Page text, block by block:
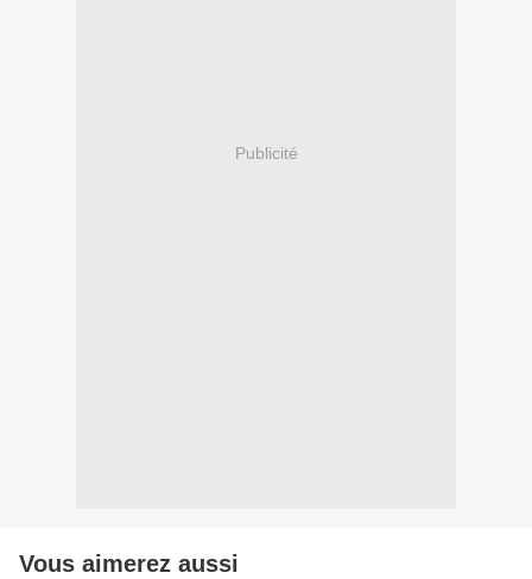
Publicité
Vous aimerez aussi